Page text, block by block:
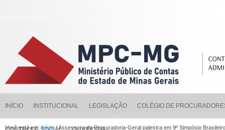
INÍCIO INSTITUCIONAL LEGISLAÇÃO COLÉGIO DE
Você está em:Início/ Assessora da Procuradoria-Geral palestra em 9º Simpósio